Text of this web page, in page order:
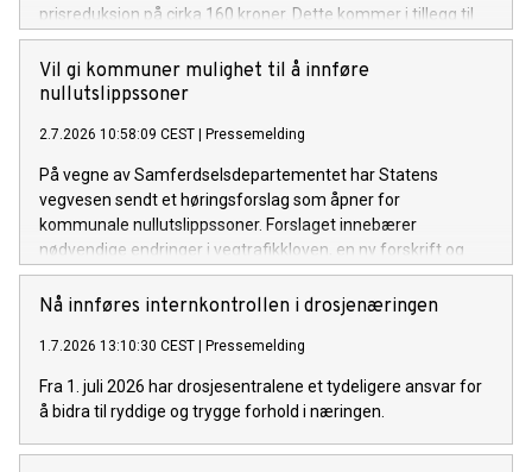
prisreduksjon på cirka 160 kroner. Dette kommer i tillegg til
den forrige prisreduksjonen på om lag 100 kroner.
Vil gi kommuner mulighet til å innføre
nullutslippssoner
2.7.2026 10:58:09 CEST Pressemelding
På vegne av Samferdselsdepartementet har Statens
vegvesen sendt et høringsforslag som åpner for
kommunale nullutslippssoner. Forslaget innebærer
nødvendige endringer i vegtrafikkloven, en ny forskrift og
endringer i skiltforskriften. Formålet er blant annet å
fremskynde overgangen til nullutslippsvarebiler.
Nå innføres internkontrollen i drosjenæringen
1.7.2026 13:10:30 CEST Pressemelding
Fra 1. juli 2026 har drosjesentralene et tydeligere ansvar for
å bidra til ryddige og trygge forhold i næringen.